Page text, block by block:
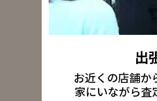
出
お近くの店舗か
家にいながら査